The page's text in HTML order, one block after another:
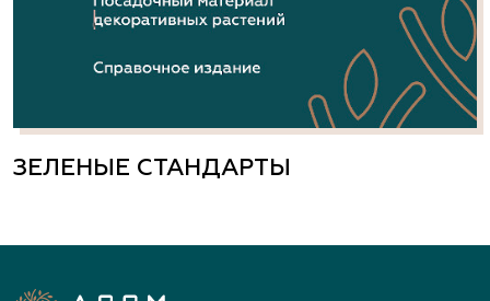
ЗЕЛЕНЫЕ СТАНДАРТЫ